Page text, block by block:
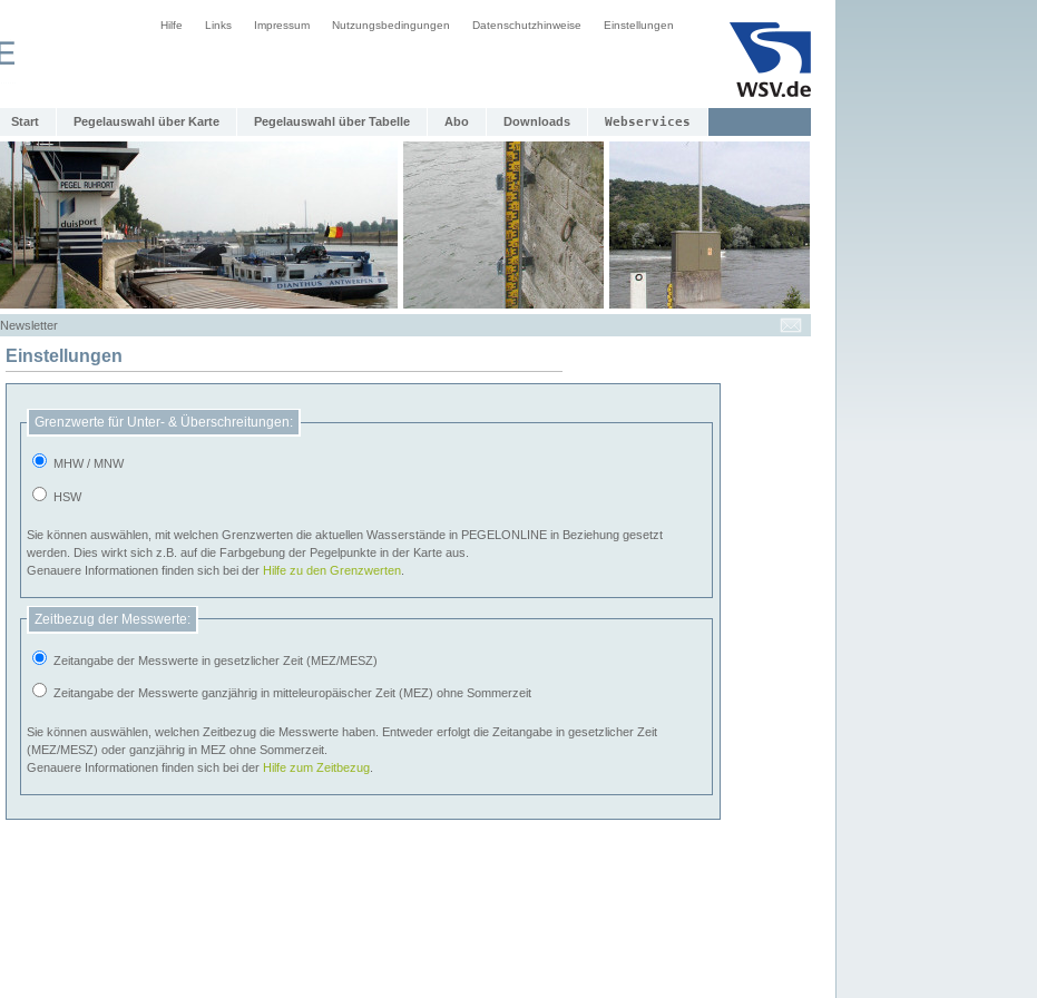
Hilfe Links Impressum Nutzungsbedingungen Datenschutzhinweise Einstellungen
Start Pegelauswahl über Karte Pegelauswahl über Tabelle Abo Downloads Webservices
Newsletter
Einstellungen
Grenzwerte für Unter- & Überschreitungen:
MHW / MNW
HSW
Sie können auswählen, mit welchen Grenzwerten die aktuellen Wasserstände in PEGELONLINE in Beziehung gesetzt
werden. Dies wirkt sich z.B. auf die Farbgebung der Pegelpunkte in der Karte aus.
Genauere Informationen finden sich bei der Hilfe zu den Grenzwerten
Zeitbezug der Messwerte:
Zeitangabe der Messwerte in gesetzlicher Zeit (MEZ/MESZ)
Zeitangabe der Messwerte ganzjährig in mitteleuropäischer Zeit (MEZ) ohne Sommerzeit
Sie können auswählen, welchen Zeitbezug die Messwerte haben. Entweder erfolgt die Zeitangabe in gesetzlicher Zeit
(MEZ/MESZ) oder ganzjährig in MEZ ohne Sommerzeit.
Genauere Informationen finden sich bei der Hilfe zum Zeitbezug